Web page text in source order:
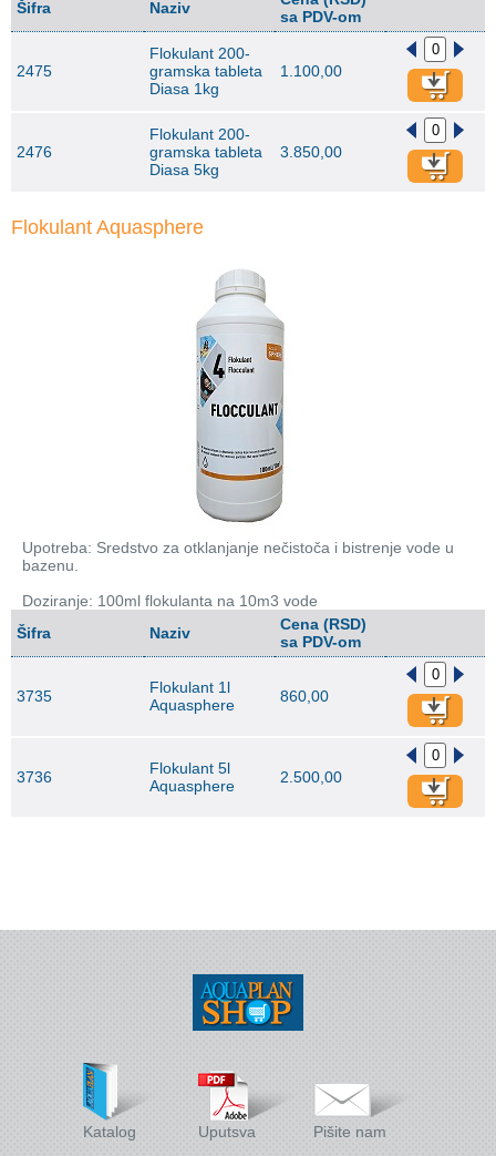
Šifra Naziv
sa PDV-om
2475
Flokulant 200-
gramska tableta
Diasa 1kg
1.100,00
2476
Flokulant 200-
gramska tableta
Diasa 5kg
3.850,00
Flokulant Aquasphere
Upotreba: Sredstvo za otklanjanje nečistoča i bistrenje vode u
bazenu.
Doziranje: 100ml flokulanta na 10m3 vode
Šifra
Naziv
Cena (RSD)
sa PDV-om
3735
Flokulant 1l
Aquasphere
860,00
3736
Flokulant 5l
Aquasphere
2.500,00
Katalog Uputsva Pišite nam